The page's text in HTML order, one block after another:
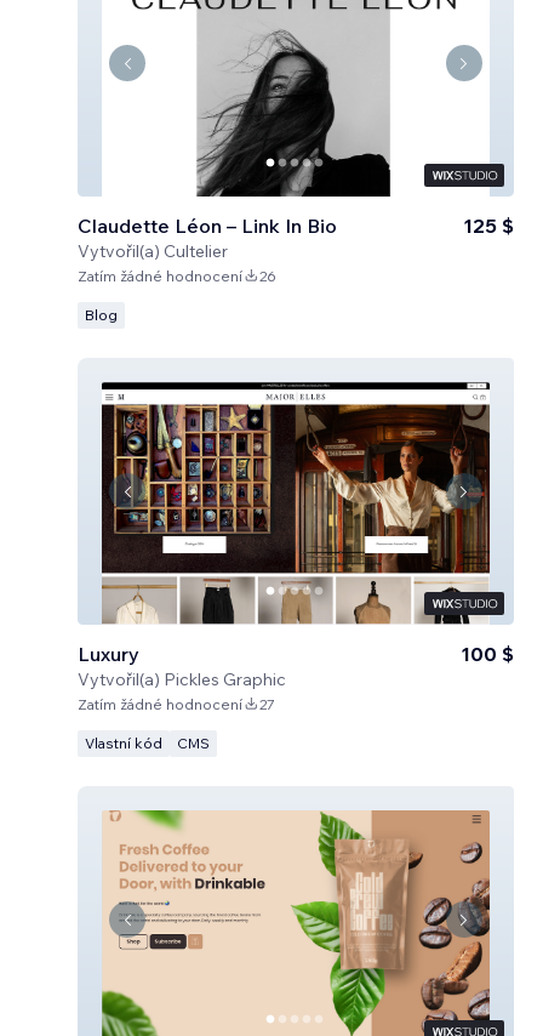
Claudette Léon – Link In Bio
Vytvořil(a) Cultelier
125 $
Zatím žádné hodnocení 26
Blog
Luxury
Vytvořil(a) Pickles Graphic
100 $
Zatím žádné hodnocení 27
Vlastní kód CMS